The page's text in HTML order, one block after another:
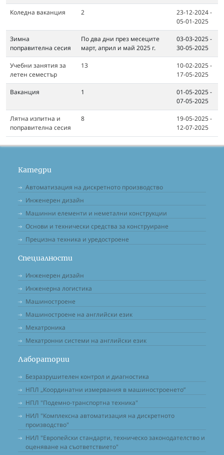
Коледна ваканция 2
23-12-2024 -
05-01-2025
Зимна
поправителна сесия
По два дни през месеците
март, април и май 2025 г.
03-03-2025 -
30-05-2025
Учебни занятия за
летен семестър
13
10-02-2025 -
17-05-2025
Ваканция 1
01-05-2025 -
07-05-2025
Лятна изпитна и
поправителна сесия
8
19-05-2025 -
12-07-2025
Катедри
Автоматизация на дискретното производство
Инженерен дизайн
Машинни елементи и неметални конструкции
Основи и технически средства за конструиране
Прецизна техника и уредостроене
Специалности
Инженерен дизайн
Инженерна логистика
Машиностроене
Машиностроене на английски език
Мехатроника
Мехатронни системи на английски език
Лаборатории
Безразрушителен контрол и диагностика
НПЛ „Координатни измервания в машиностроенето”
НПЛ "Подемно-транспортна техника"
НИЛ "Комплексна автоматизация на дискретното
производство"
НИЛ "Европейски стандарти, техническо законодателство и
оценяване на съответствието"